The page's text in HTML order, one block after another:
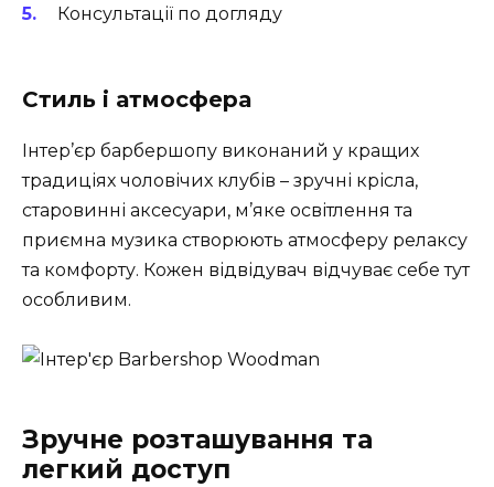
Консультації по догляду
Стиль і атмосфера
Інтер’єр барбершопу виконаний у кращих
традиціях чоловічих клубів – зручні крісла,
старовинні аксесуари, м’яке освітлення та
приємна музика створюють атмосферу релаксу
та комфорту. Кожен відвідувач відчуває себе тут
особливим.
Зручне розташування та
легкий доступ